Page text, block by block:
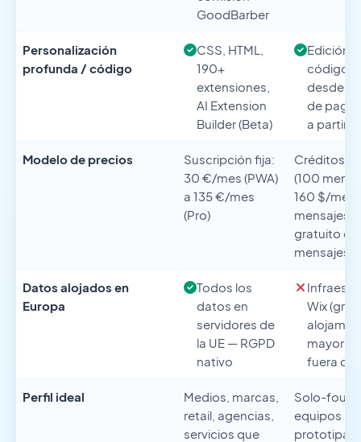
GoodBarber
Personalización
profunda / código
CSS, HTML,
190+
extensiones,
AI Extension
Builder (Beta)
Edición
código
desde
de
a partir
Modelo de precios
Suscripción fija:
30 €/mes (PWA)
a 135 €/mes
(Pro)
Créditos:
(100
160 $/mes
mensajes),
gratuito
mensajes
Datos alojados en
Europa
Todos los
datos en
servidores de
la UE — RGPD
nativo
Wix
fuera de
Perfil ideal
Medios, marcas,
retail, agencias,
servicios que
Solo-
equipos